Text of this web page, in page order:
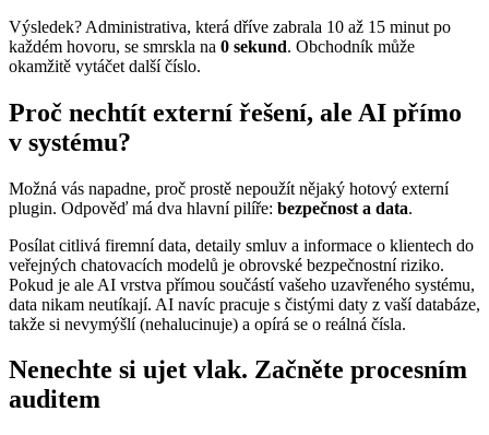
Výsledek? Administrativa, která dříve zabrala 10 až 15 minut po
každém hovoru, se smrskla na 0 sekund. Obchodník může
okamžitě vytáčet další číslo.
Proč nechtít externí řešení, ale AI přímo
v systému?
Možná vás napadne, proč prostě nepoužít nějaký hotový externí
plugin. Odpověď má dva hlavní pilíře: bezpečnost a data.
Posílat citlivá firemní data, detaily smluv a informace o klientech do
veřejných chatovacích modelů je obrovské bezpečnostní riziko.
Pokud je ale AI vrstva přímou součástí vašeho uzavřeného systému,
data nikam neutíkají. AI navíc pracuje s čistými daty z vaší databáze,
takže si nevymýšlí (nehalucinuje) a opírá se o reálná čísla.
Nenechte si ujet vlak. Začněte procesním
auditem